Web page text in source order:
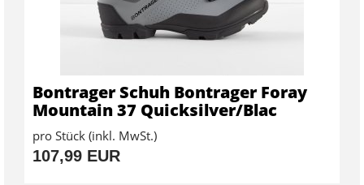
Bontrager Schuh Bontrager Foray
Mountain 37 Quicksilver/Blac
pro Stück (inkl. MwSt.)
107,99 EUR